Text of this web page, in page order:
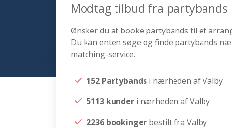
Modtag tilbud fra
Ønsker du at booke partybands til et
Du kan enten søge og finde partybands
matching-service.
152 Partybands i nærheden af Valby
5113 kunder i nærheden af Valby
2236 bookinger bestilt fra Valby